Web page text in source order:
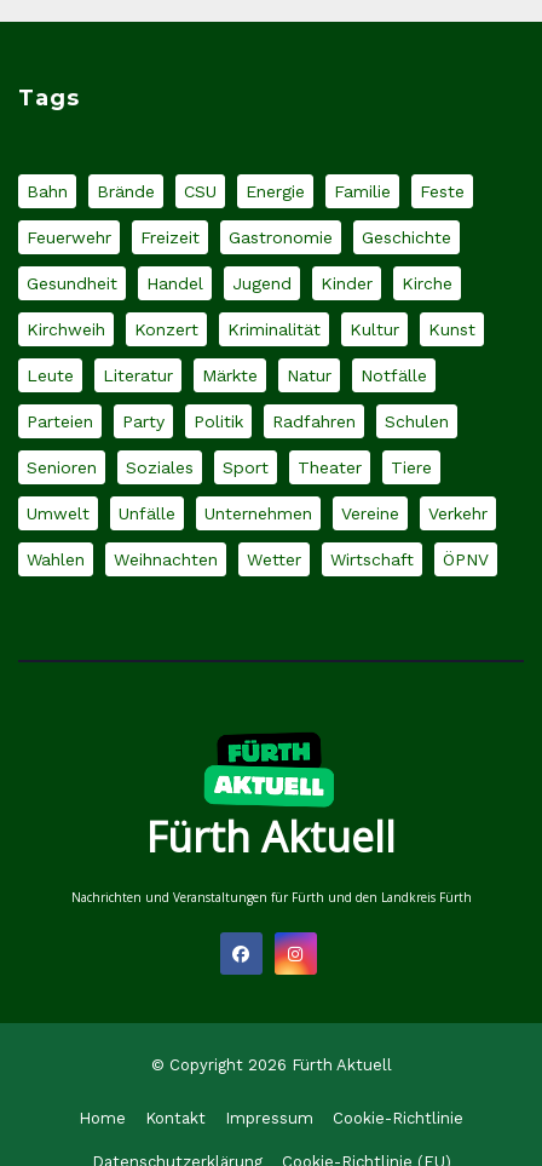
Tags
Bahn Brände CSU Energie Familie Feste
Feuerwehr Freizeit Gastronomie Geschichte
Gesundheit Handel Jugend Kinder Kirche
Kirchweih Konzert Kriminalität Kultur Kunst
Leute Literatur Märkte Natur Notfälle
Parteien Party Politik Radfahren Schulen
Senioren Soziales Sport Theater Tiere
Umwelt Unfälle Unternehmen Vereine Verkehr
Wahlen Weihnachten Wetter Wirtschaft ÖPNV
Fürth Aktuell
Nachrichten und Veranstaltungen für Fürth und den Landkreis Fürth
© Copyright 2026 Fürth Aktuell
Home Kontakt Impressum Cookie-Richtlinie
Datenschutzerklärung Cookie-Richtlinie (EU)